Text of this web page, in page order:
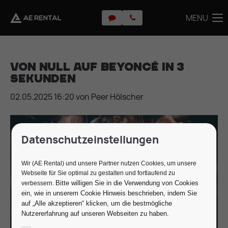
MENU
Von null auf Beyoncé in 3
Sekunden
02.05.2025 16:20von Peer Hölscher
Datenschutzeinstellungen
Wir (AE Rental) und unsere Partner nutzen Cookies, um unsere
Webseite für Sie optimal zu gestalten und fortlaufend zu
verbessern. Bitte willigen Sie in die Verwendung von Cookies
ein, wie in unserem Cookie Hinweis beschrieben, indem Sie
auf „Alle akzeptieren“ klicken, um die bestmögliche
Nutzererfahrung auf unseren Webseiten zu haben.
MENU